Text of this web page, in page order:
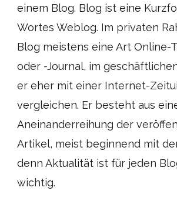
einem Blog. Blog ist eine
Wortes Weblog. Im privaten
Blog meistens eine Art Online-
oder -Journal, im
er eher mit einer Internet-
vergleichen. Er besteht aus
Aneinanderreihung der
Artikel, meist beginnend mit
denn Aktualität ist für jeden
wichtig.